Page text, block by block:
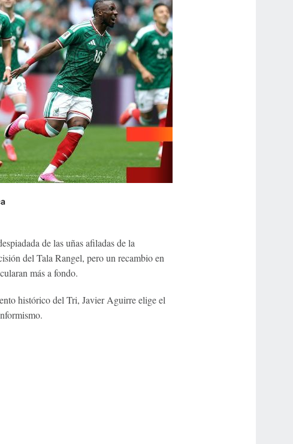
de las uñas afiladas de la
del Tala Rangel, pero un recambio en
más a fondo.
histórico del Tri, Javier Aguirre elige el